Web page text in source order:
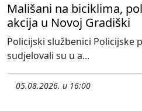
Mališani na biciklima,
akcija u Novoj Gradiški
Policijski službenici Policijske
sudjelovali su u a...
05.08.2026. u 16:00